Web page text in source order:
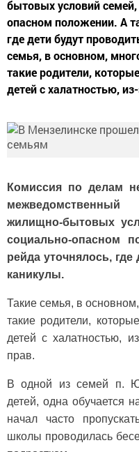
бытовых условий
опасном положении. А
где дети будут
семья, в основном,
такие родители,
детей с халатностью,
Комиссия по делам
жилищно-бытовых
социально-опасном
рейда уточнялось,
каникулы.
Такие семья, в
такие родители,
детей с халатностью,
прав.
В одной из семей п.
детей, одна обучается
начал часто
школы проводилась